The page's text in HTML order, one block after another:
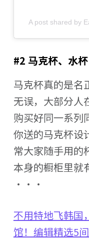
A post shared by
#2 马克杯、水
马克杯真的是名
无误，大部分人
购买好同一系列
你送的马克杯设
常大家随手用的
本身的橱柜里就
···
不用特地飞韩国
馆！编辑精选5